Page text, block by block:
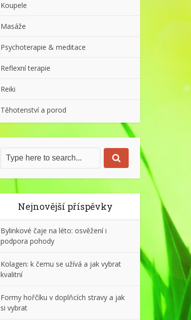
Koupele
Masáže
Psychoterapie & meditace
Reflexní terapie
Reiki
Těhotenství a porod
Nejnovější příspěvky
Bylinkové čaje na léto: osvěžení i
podpora pohody
Kolagen: k čemu se užívá a jak vybrat
kvalitní
Formy hořčíku v doplňcích stravy a jak
si vybrat